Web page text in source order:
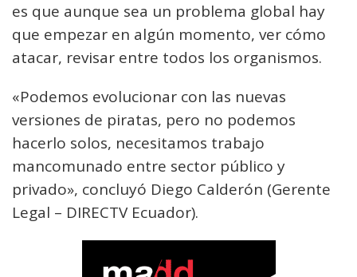
es que aunque sea un problema global hay
que empezar en algún momento, ver cómo
atacar, revisar entre todos los organismos.
«Podemos evolucionar con las nuevas
versiones de piratas, pero no podemos
hacerlo solos, necesitamos trabajo
mancomunado entre sector público y
privado», concluyó Diego Calderón (Gerente
Legal – DIRECTV Ecuador).